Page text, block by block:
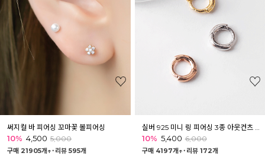
써지컬 바 피어싱 꼬마꽃 볼피어싱
10% 4,500 5,000
구매 21905개↑˙ 리뷰 595개
실버 925 미니 링 피어싱 3종 아웃컨츠 귓볼
10% 5,400 6,000
구매 4197개↑˙ 리뷰 172개